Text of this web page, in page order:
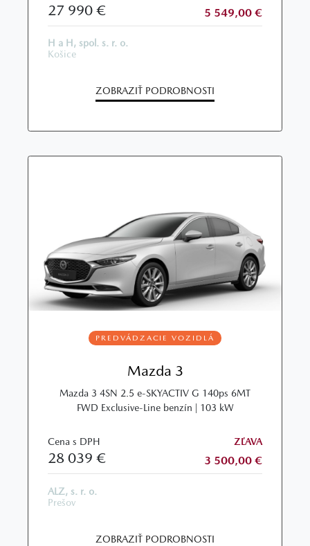
27 990 € 5 549,00 €
H a H, spol. s. r. o.
Košice
ZOBRAZIŤ PODROBNOSTI
PREDVÁDZACIE VOZIDLÁ
Mazda 3
Mazda 3 4SN 2.5 e-SKYACTIV G 140ps 6MT
FWD Exclusive-Line benzín | 103 kW
Cena s DPH
28 039 €
ZĽAVA
3 500,00 €
ALZ, s. r. o.
Prešov
ZOBRAZIŤ PODROBNOSTI